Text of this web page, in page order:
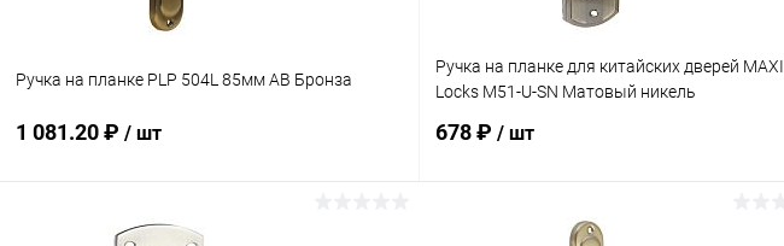
Ручка на планке PLP 504L 85мм AB Бронза
1 081.20 ₽ / шт
В корзину
Ручка на планке для китайских дверей MAXI
Locks M51-U-SN Матовый никель
678 ₽ / шт
В корзину